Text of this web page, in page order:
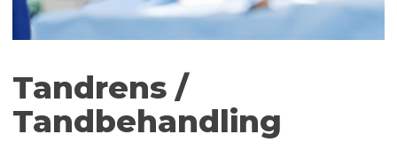
Tandrens /
Tandbehandling